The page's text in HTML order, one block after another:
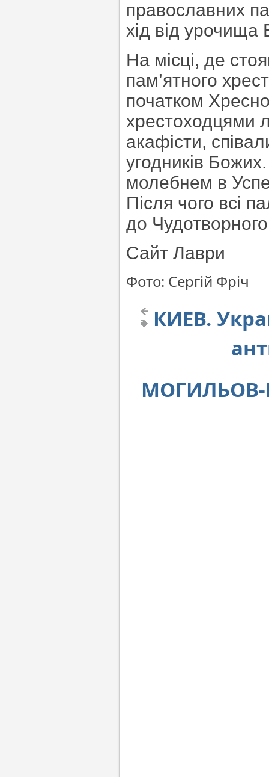
православних
хід від урочища
На місці, де
пам’ятного
початком
хрестоходцями
акафісти,
угодників
молебнем в
Після чого всі
до
Сайт Лаври
Фото: Сергій Фріч
КИЕВ.
МОГИЛЬОВ-